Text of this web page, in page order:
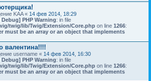
KAA« 14 фев 2014, 18:29
PHP Warning: in file
twig/lib/Twig/Extension/Core.php on line 1266:
must be an array or an object that implements
валентина!!!!
username « 14 фев 2014, 16:30
PHP Warning: in file
twig/lib/Twig/Extension/Core.php on line 1266:
must be an array or an object that implements